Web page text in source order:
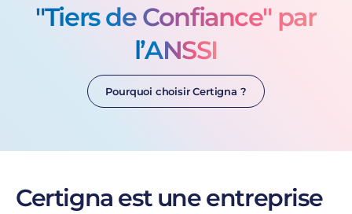
"Tiers de Confiance" par
l’ANSSI
Pourquoi choisir Certigna ?
Certigna est une entreprise